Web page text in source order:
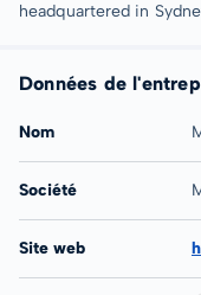
headquartered in
Données de
Nom
Société
Site web